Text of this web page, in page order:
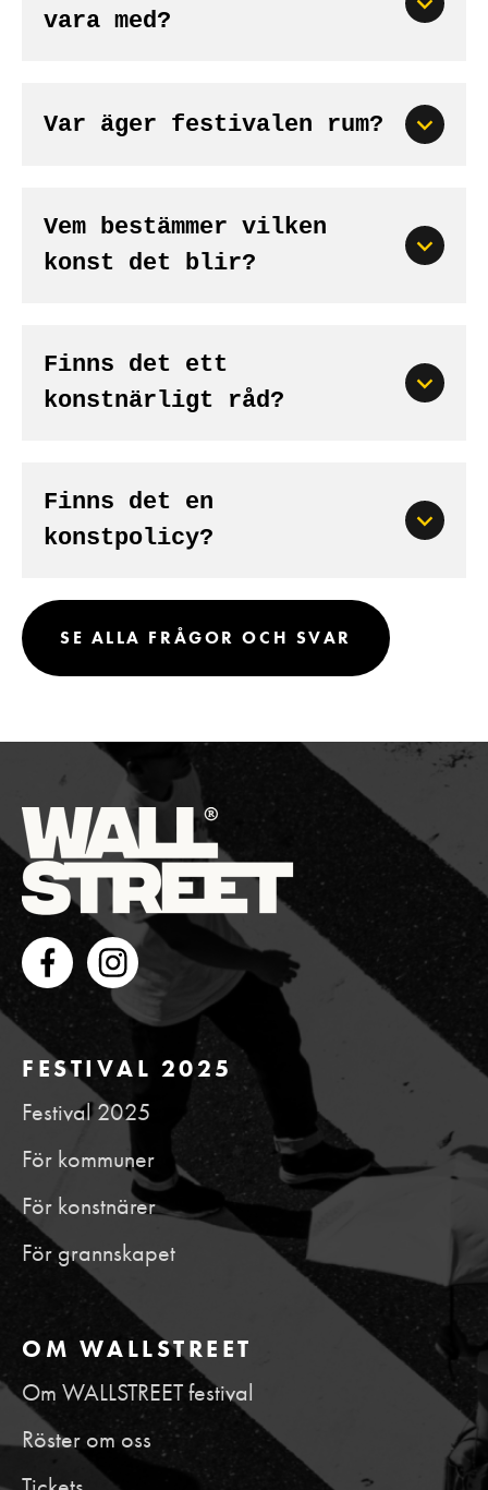
vara med?
Var äger festivalen rum?
Vem bestämmer vilken
konst det blir?
Finns det ett
konstnärligt råd?
Finns det en
konstpolicy?
SE ALLA FRÅGOR OCH SVAR
FESTIVAL 2025
Festival 2025
För kommuner
För konstnärer
För grannskapet
OM WALLSTREET
Om WALLSTREET festival
Röster om oss